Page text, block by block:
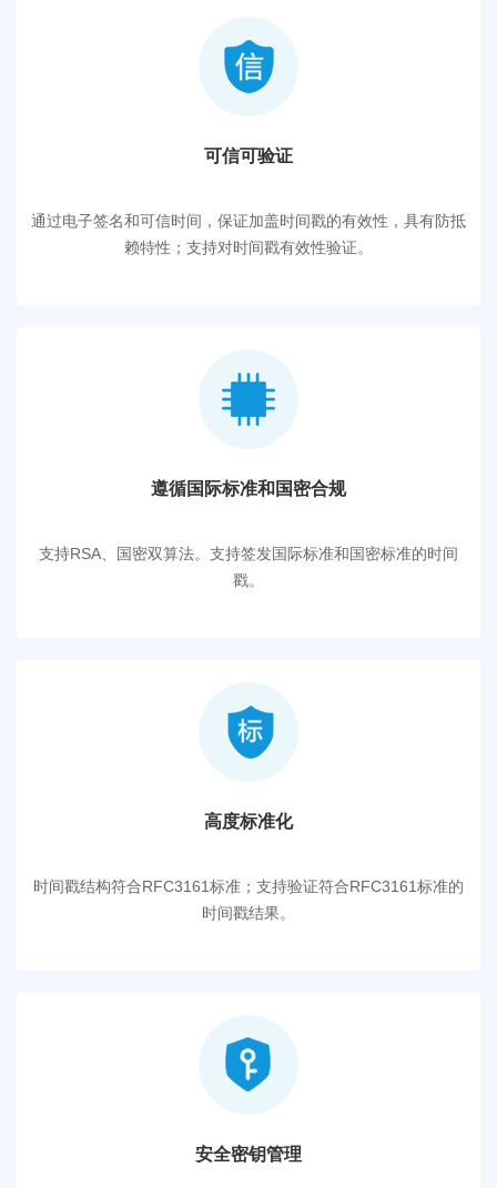
可信可验证
通过电子签名和可信时间，保证加盖时间戳的有效性，具有防抵
赖特性；支持对时间戳有效性验证。
遵循国际标准和国密合规
支持RSA、国密双算法。支持签发国际标准和国密标准的时间
戳。
高度标准化
时间戳结构符合RFC3161标准；支持验证符合RFC3161标准的
时间戳结果。
安全密钥管理